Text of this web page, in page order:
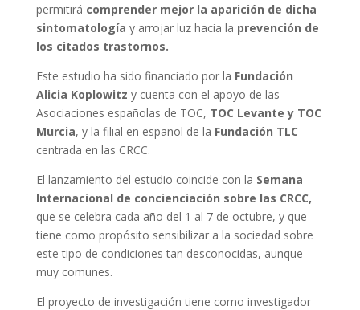
permitirá comprender mejor la aparición de dicha
sintomatología y arrojar luz hacia la prevención de
los citados trastornos.
Este estudio ha sido financiado por la Fundación
Alicia Koplowitz y cuenta con el apoyo de las
Asociaciones españolas de TOC, TOC Levante y TOC
Murcia, y la filial en español de la Fundación TLC
centrada en las CRCC.
El lanzamiento del estudio coincide con la Semana
Internacional de concienciación sobre las CRCC,
que se celebra cada año del 1 al 7 de octubre, y que
tiene como propósito sensibilizar a la sociedad sobre
este tipo de condiciones tan desconocidas, aunque
muy comunes.
El proyecto de investigación tiene como investigador